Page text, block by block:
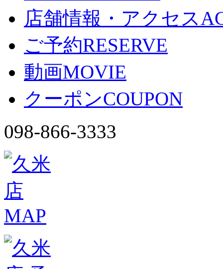
店舗情報・アクセス
ご予約RESERVE
動画MOVIE
クーポンCOUPON
098-866-3333